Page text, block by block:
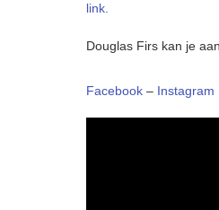
link.
Douglas Firs kan je
Facebook – Instagram